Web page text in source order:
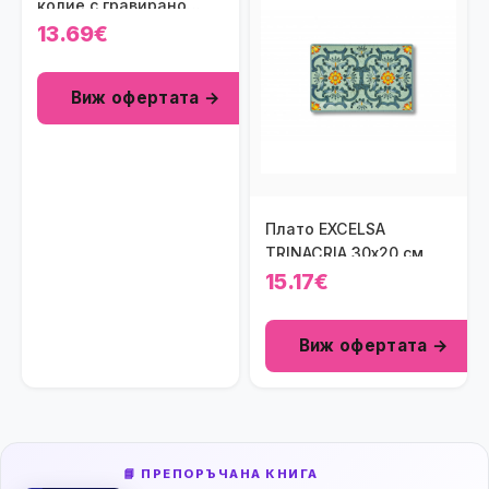
колие с гравирано
скрито послание –
13.69€
Виж офертата →
Плато EXCELSA
TRINACRIA 30х20 см.
15.17€
Виж офертата →
📘 ПРЕПОРЪЧАНА КНИГА